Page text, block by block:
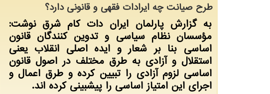
طرح صیانت چه ایرادات فقهی و قانونی دارد؟
به گزارش پارلمان ایران دات کام شرق نوشت:
مؤسسان نظام سیاسی و تدوین کنندگان قانون
اساسی بنا بر شعار و ایده اصلی انقلاب یعنی
استقلال و آزادی به طرق مختلف در اصول قانون
اساسی لزوم آزادی را تبیین کرده و طرق اعمال و
اجرای این امتیاز اساسی را پیشبینی کرده اند.